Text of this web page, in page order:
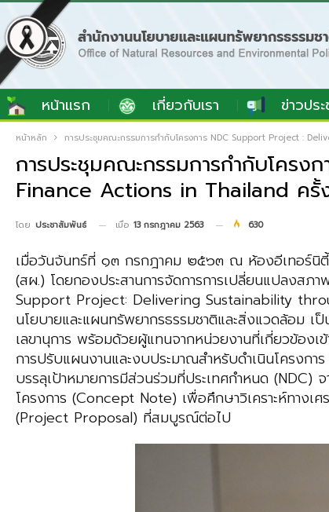
หน้าแรก เกี่ยวกับเรา ข่าวปร
หน้าหลัก การประชุมคณะกรรมการกำกับโครงการ NDC Support Project :
การประชุมคณะกรรมการกำกับโค
Finance Actions in Thailand ค
โดย ประชาสัมพันธ์ เมื่อ 13 กรกฎาคม 2563 630
เมื่อวันจันทร์ที่ ๑๓ กรกฎาคม ๒๕๖๓ ณ ห้องอีเทอร์นิตี้
(สผ.) โดยกองประสานการจัดการการเปลี่ยนแปลงสภ
Support Project: Delivering Sustainability
นโยบายและแผนทรัพยากรธรรมชาติและสิ่งแวดล้อม
เลขานุการ พร้อมด้วยผู้แทนจากหน่วยงานที่เกี่ยวข้องเ
การปรับแผนงานและงบประมาณสำหรับดำเนินโครงก
บรรลุเป้าหมายการมีส่วนร่วมที่ประเทศกำหนด
โครงการ (Concept Note) เพื่อศึกษาวิเคราะห์ทางเ
(Project Proposal) ที่สมบูรณ์ต่อไป